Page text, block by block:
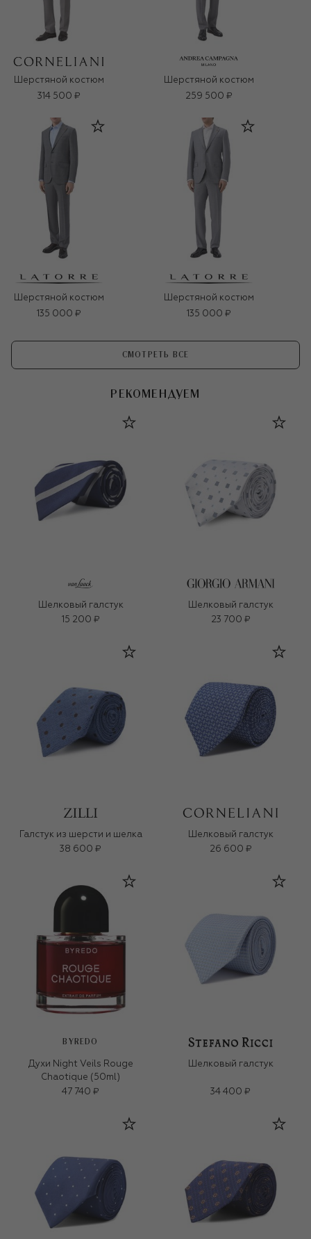
Шерстяной костюм
314 500 ₽
Шерстяной костюм
259 500 ₽
Шерстяной костюм
135 000 ₽
Шерстяной костюм
135 000 ₽
СМОТРЕТЬ ВСЕ
РЕКОМЕНДУЕМ
Шелковый галстук
15 200 ₽
Шелковый галстук
23 700 ₽
Галстук из шерсти и шелка
38 600 ₽
Шелковый галстук
26 600 ₽
BYREDO
Духи Night Veils Rouge
Chaotique (50ml)
47 740 ₽
Шелковый галстук
34 400 ₽